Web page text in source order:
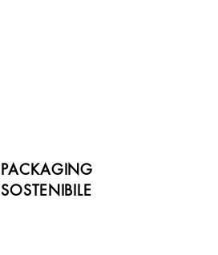
PACKAGING
SOSTENIBILE